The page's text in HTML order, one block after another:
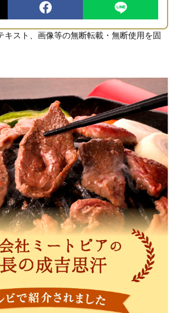
スト、画像等の無断転載・無断使用を固